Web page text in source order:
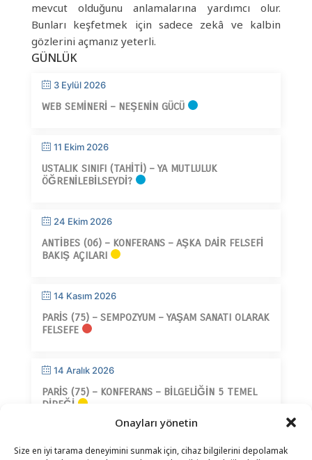
Onayları yönetin
Size en iyi tarama deneyimini sunmak için, cihaz bilgilerini depolamak
mevcut olduğunu anlamalarına yardımcı olur.
Bunları keşfetmek için sadece zekâ ve kalbin
gözlerini açmanız yeterli.
GÜNLÜK
3 Eylül 2026
WEB SEMINERI – NEŞENIN GÜCÜ
11 Ekim 2026
USTALIK SINIFI (TAHITI) – YA MUTLULUK
ÖĞRENILEBILSEYDI?
24 Ekim 2026
ANTIBES (06) – KONFERANS – AŞKA DAIR FELSEFI
BAKIŞ AÇILARI
14 Kasım 2026
PARIS (75) – SEMPOZYUM – YAŞAM SANATI OLARAK
FELSEFE
14 Aralık 2026
PARIS (75) – KONFERANS – BILGELIĞIN 5 TEMEL
DIREĞI